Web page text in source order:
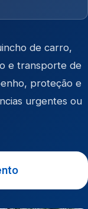
de carro,
e transporte de
proteção e
urgentes ou